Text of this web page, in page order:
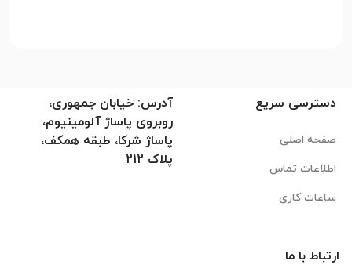
دسترسی سریع
صفحه اصلی
اطلاعات تماس
ساعات کاری
آدرس: خیابان جمهوری،
روبروی پاساژ آلومینیوم،
پاساژ شرکا، طبقه همکف،
پلاک 212
ارتباط با ما